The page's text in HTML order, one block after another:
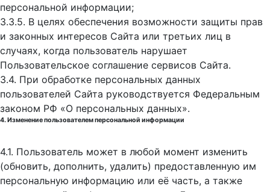
персональной информации;
3.3.5. В целях обеспечения возможности защиты прав
и законных интересов Сайта или третьих лиц в
случаях, когда пользователь нарушает
Пользовательское соглашение сервисов Сайта.
3.4. При обработке персональных данных
пользователей Сайта руководствуется Федеральным
законом РФ «О персональных данных».
4. Изменение пользователем персональной информации
4.1. Пользователь может в любой момент изменить
(обновить, дополнить, удалить) предоставленную им
персональную информацию или её часть, а также